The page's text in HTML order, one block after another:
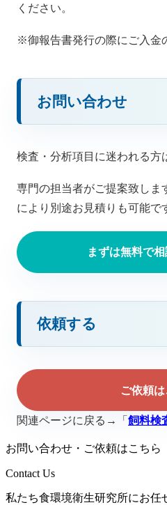
ください。
※御報告書発行の際にご入金
お問い合わせ
検査・分析項目に迷われる方
専門の担当者がご提案致しま
により別途お見積りも可能で
まずは無料で
依頼する
ご依頼
関連ページに戻る→「 飼料検
お問い合わせ・ご依頼はこちら
Contact Us
私たち食環境衛生研究所にお任